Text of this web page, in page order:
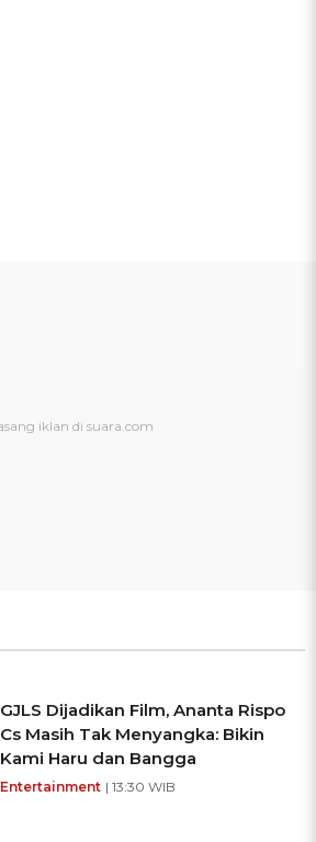
GJLS Dijadikan Film, Ananta Rispo
Cs Masih Tak Menyangka: Bikin
Kami Haru dan Bangga
Entertainment | 13:30 WIB